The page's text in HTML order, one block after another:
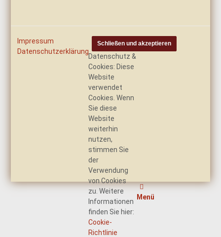
Impressum
Datenschutzerklärung
Datenschutz &
Cookies: Diese
Website
verwendet
Cookies. Wenn
Sie diese
Website
weiterhin
nutzen,
stimmen Sie
der
Verwendung
von Cookies
zu. Weitere
Informationen
finden Sie hier:
Cookie-
Richtlinie
Menü